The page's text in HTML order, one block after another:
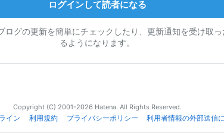
ログインして読者になる
ログの更新を簡単にチェックしたり、更新通知を受け取っ
るようになります。
Copyright (C) 2001-2026 Hatena. All Rights Reserved.
イン 利用規約 プライバシーポリシー 利用者情報の外部送信